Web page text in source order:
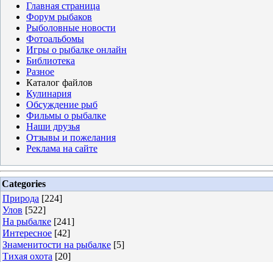
Главная страница
Форум рыбаков
Рыболовные новости
Фотоальбомы
Игры о рыбалке онлайн
Библиотека
Разное
Каталог файлов
Кулинария
Обсуждение рыб
Фильмы о рыбалке
Наши друзья
Отзывы и пожелания
Реклама на сайте
Categories
Природа [224]
Улов [522]
На рыбалке [241]
Интересное [42]
Знаменитости на рыбалке [5]
Тихая охота [20]